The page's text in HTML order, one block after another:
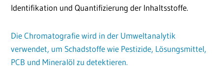
Identifikation und Quantifizierung der Inhaltsstoffe.
Die Chromatografie wird in der Umweltanalytik
verwendet, um Schadstoffe wie Pestizide, Lösungsmittel,
PCB und Mineralöl zu detektieren.